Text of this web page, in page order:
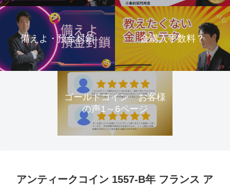
備えよ・預金封鎖 金購入手数料？
ゴールドコイン お客様
の声1～6ページ
アンティークコイン 1557-B年 フランス ア